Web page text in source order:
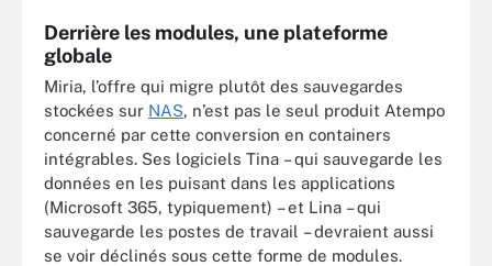
Derrière les modules, une plateforme
globale
Miria, l’offre qui migre plutôt des sauvegardes
stockées sur NAS, n’est pas le seul produit Atempo
concerné par cette conversion en containers
intégrables. Ses logiciels Tina – qui sauvegarde les
données en les puisant dans les applications
(Microsoft 365, typiquement) – et Lina – qui
sauvegarde les postes de travail – devraient aussi
se voir déclinés sous cette forme de modules.